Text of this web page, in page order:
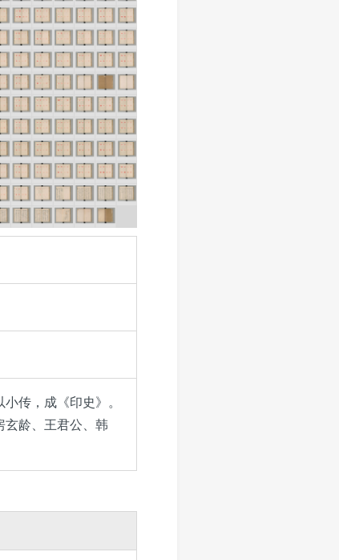
传，成《印史》。
玄龄、王君公、韩